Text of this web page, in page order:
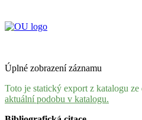
Úplné zobrazení záznamu
Toto je statický export z katalogu ze
aktuální podobu v katalogu.